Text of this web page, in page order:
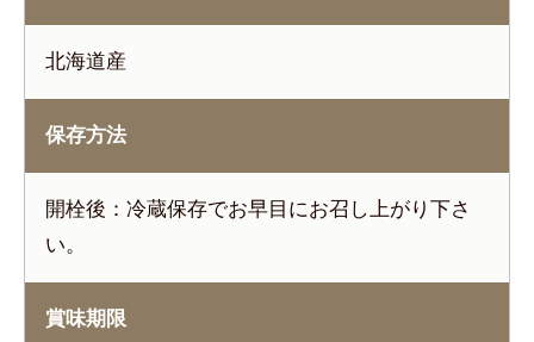
北海道産
保存方法
開栓後：冷蔵保存でお早目にお召し上がり下さ
い。
賞味期限